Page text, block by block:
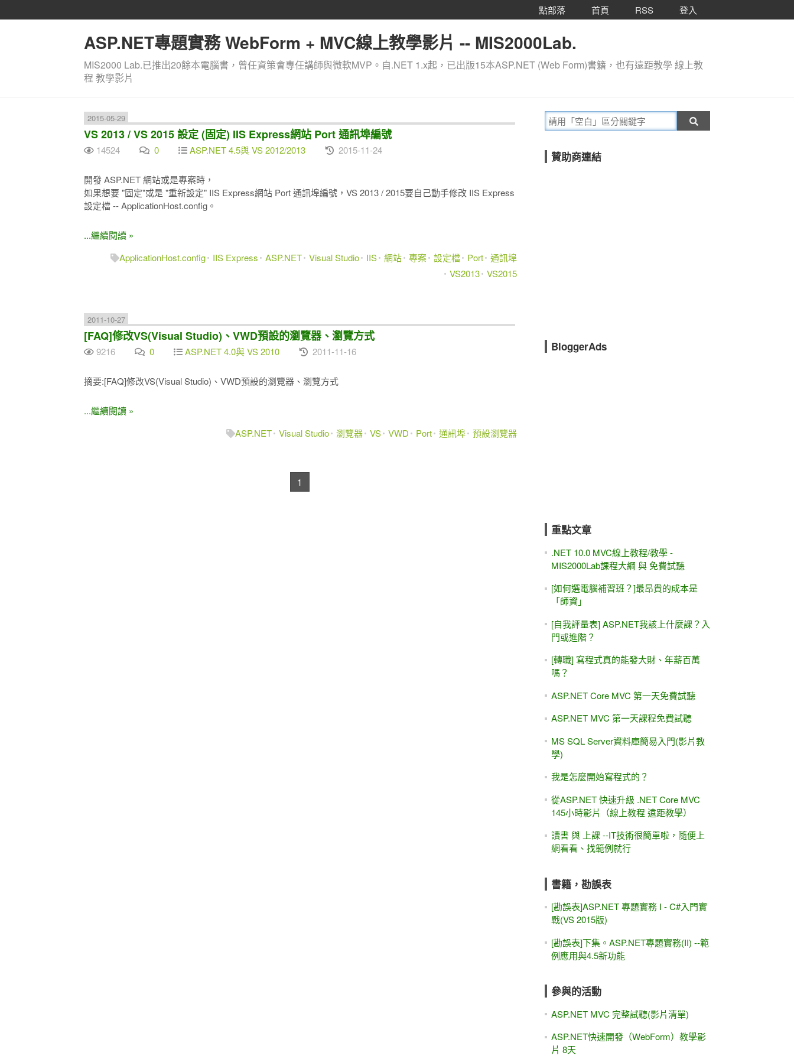
點部落 首頁 RSS 登入
ASP.NET專題實務 WebForm + MVC線上教學影片 -- MIS2000Lab.
MIS2000 Lab.已推出20餘本電腦書，曾任資策會專任講師與微軟MVP。自.NET 1.x起，已出版15本ASP.NET (Web Form)書籍，也有遠距教學 線上教
程 教學影片
2015-05-29
VS 2013 / VS 2015 設定 (固定) IIS Express網站 Port 通訊埠編號
14524 0 ASP.NET 4.5與 VS 2012/2013 2015-11-24
開發 ASP.NET 網站或是專案時，
如果想要 "固定"或是 "重新設定" IIS Express網站 Port 通訊埠編號，VS 2013 / 2015要自己動手修改 IIS Express
設定檔 -- ApplicationHost.config。
...繼續閱讀 »
ApplicationHost.config
IIS Express ASP.NET Visual Studio IIS 網站 專案 設定檔 Port 通訊埠
VS2013 VS2015
2011-10-27
[FAQ]修改VS(Visual Studio)、VWD預設的瀏覽器、瀏覽方式
9216 0 ASP.NET 4.0與 VS 2010 2011-11-16
摘要:[FAQ]修改VS(Visual Studio)、VWD預設的瀏覽器、瀏覽方式
...繼續閱讀 »
ASP.NET Visual Studio 瀏覽器 VS VWD Port 通訊埠 預設瀏覽器
1
贊助商連結
BloggerAds
重點文章
.NET 10.0 MVC線上教程/教學 -
MIS2000Lab課程大綱 與 免費試聽
[如何選電腦補習班？]最昂貴的成本是
「師資」
[自我評量表] ASP.NET我該上什麼課？入
門或進階？
[轉職] 寫程式真的能發大財、年薪百萬
嗎？
ASP.NET Core MVC 第一天免費試聽
ASP.NET MVC 第一天課程免費試聽
MS SQL Server資料庫簡易入門(影片教
學)
我是怎麼開始寫程式的？
從ASP.NET 快速升級 .NET Core MVC
145小時影片（線上教程 遠距教學）
讀書 與 上課 --IT技術很簡單啦，隨便上
網看看、找範例就行
書籍，勘誤表
[勘誤表]ASP.NET 專題實務 I - C#入門實
戰(VS 2015版)
[勘誤表]下集。ASP.NET專題實務(II) --範
例應用與4.5新功能
參與的活動
ASP.NET MVC 完整試聽(影片清單)
ASP.NET快速開發（WebForm）教學影
片 8天